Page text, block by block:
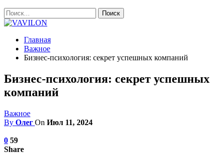
Главная
Важное
Бизнес-психология: секрет успешных компаний
Бизнес-психология: секрет успешных
компаний
Важное
By Олег On Июл 11, 2024
0 59
Share